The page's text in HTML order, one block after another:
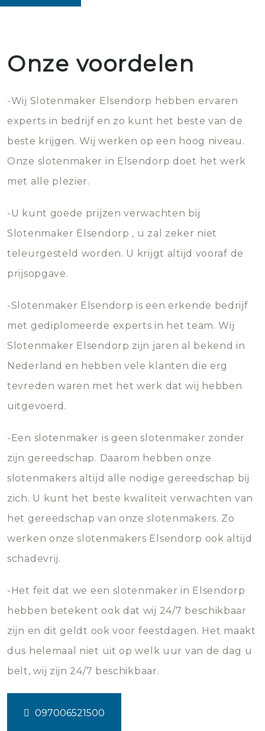
Onze voordelen
-Wij Slotenmaker Elsendorp hebben ervaren
experts in bedrijf en zo kunt het beste van de
beste krijgen. Wij werken op een hoog niveau.
Onze slotenmaker in Elsendorp doet het werk
met alle plezier.
-U kunt goede prijzen verwachten bij
Slotenmaker Elsendorp , u zal zeker niet
teleurgesteld worden. U krijgt altijd vooraf de
prijsopgave.
-Slotenmaker Elsendorp is een erkende bedrijf
met gediplomeerde experts in het team. Wij
Slotenmaker Elsendorp zijn jaren al bekend in
Nederland en hebben vele klanten die erg
tevreden waren met het werk dat wij hebben
uitgevoerd.
-Een slotenmaker is geen slotenmaker zonder
zijn gereedschap. Daarom hebben onze
slotenmakers altijd alle nodige gereedschap bij
zich. U kunt het beste kwaliteit verwachten van
het gereedschap van onze slotenmakers. Zo
werken onze slotenmakers Elsendorp ook altijd
schadevrij.
-Het feit dat we een slotenmaker in Elsendorp
hebben betekent ook dat wij 24/7 beschikbaar
zijn en dit geldt ook voor feestdagen. Het maakt
dus helemaal niet uit op welk uur van de dag u
belt, wij zijn 24/7 beschikbaar.
097006521500